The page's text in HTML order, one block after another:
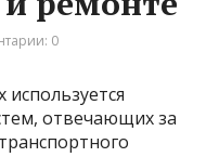
0
отвечающих за